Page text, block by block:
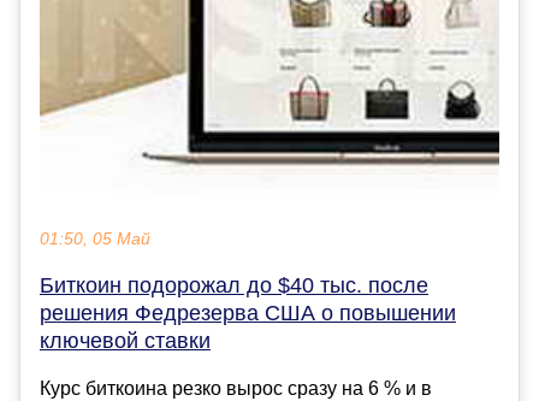
01:50, 05 Май
Биткоин подорожал до $40 тыс. после
решения Федрезерва США о повышении
ключевой ставки
Курс биткоина резко вырос сразу на 6 % и в